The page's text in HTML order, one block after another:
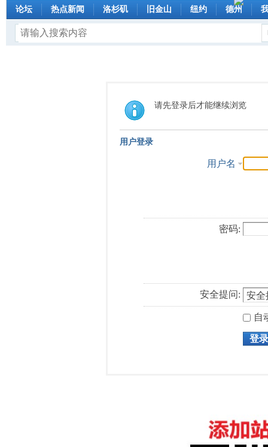
论坛 热点新闻 洛杉矶 旧金山 纽约 德州
请先登录后才能继续浏览
用户登录
用户名
密码:
安全提问:
自
登录